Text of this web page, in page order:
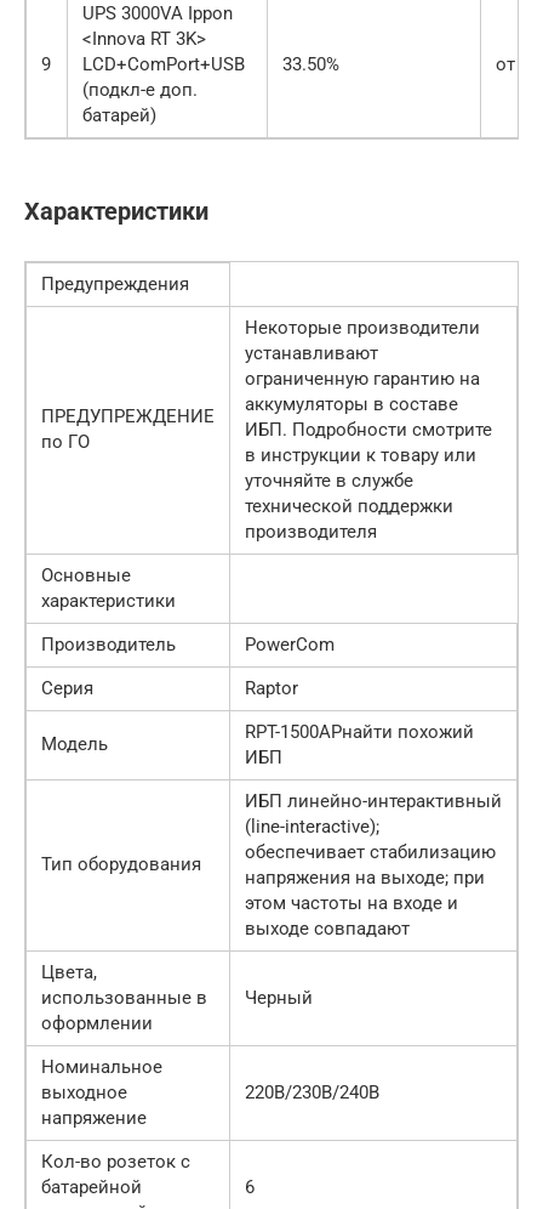
9
UPS 3000VA Ippon
<Innova RT 3K>
LCD+ComPort+USB
(подкл-е доп.
батарей)
33.50% от
Характеристики
Предупреждения
ПРЕДУПРЕЖДЕНИЕ
по ГО
Некоторые производители
устанавливают
ограниченную гарантию на
аккумуляторы в составе
ИБП. Подробности смотрите
в инструкции к товару или
уточняйте в службе
технической поддержки
производителя
Основные
характеристики
Производитель
PowerCom
Серия
Raptor
Модель
RPT-1500APнайти похожий
ИБП
Тип оборудования
ИБП линейно-интерактивный
(line-interactive);
обеспечивает стабилизацию
напряжения на выходе; при
этом частоты на входе и
выходе совпадают
Цвета,
использованные в
оформлении
Черный
Номинальное
выходное
напряжение
220В/230В/240В
Кол-во розеток с
батарейной
6